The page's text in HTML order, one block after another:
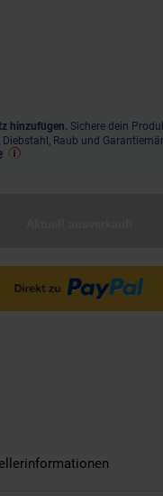
hinzufügen. Sichere dein
Diebstahl, Raub und